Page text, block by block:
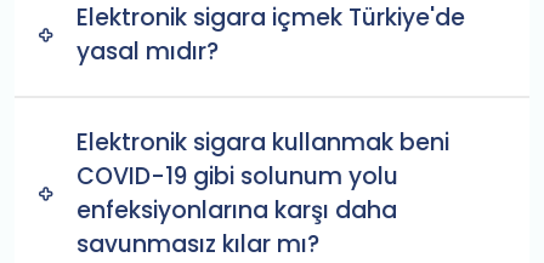
Elektronik sigara içmek Türkiye'de
yasal mıdır?
Elektronik sigara kullanmak beni
COVID-19 gibi solunum yolu
enfeksiyonlarına karşı daha
savunmasız kılar mı?